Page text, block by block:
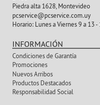
Piedra alta 1628, Montevideo
pcservice@pcservice.com.uy
Horario:Lunes a Viernes 9 a 13 -
INFORMACIÓN
Condiciones de Garantía
Promociones
Nuevos Arribos
Productos Destacados
Responsabilidad Social